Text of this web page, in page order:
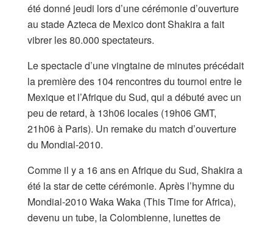
été donné jeudi lors d’une cérémonie d’ouverture
au stade Azteca de Mexico dont Shakira a fait
vibrer les 80.000 spectateurs.
Le spectacle d’une vingtaine de minutes précédait
la première des 104 rencontres du tournoi entre le
Mexique et l’Afrique du Sud, qui a débuté avec un
peu de retard, à 13h06 locales (19h06 GMT,
21h06 à Paris). Un remake du match d’ouverture
du Mondial-2010.
Comme il y a 16 ans en Afrique du Sud, Shakira a
été la star de cette cérémonie. Après l’hymne du
Mondial-2010 Waka Waka (This Time for Africa),
devenu un tube, la Colombienne, lunettes de